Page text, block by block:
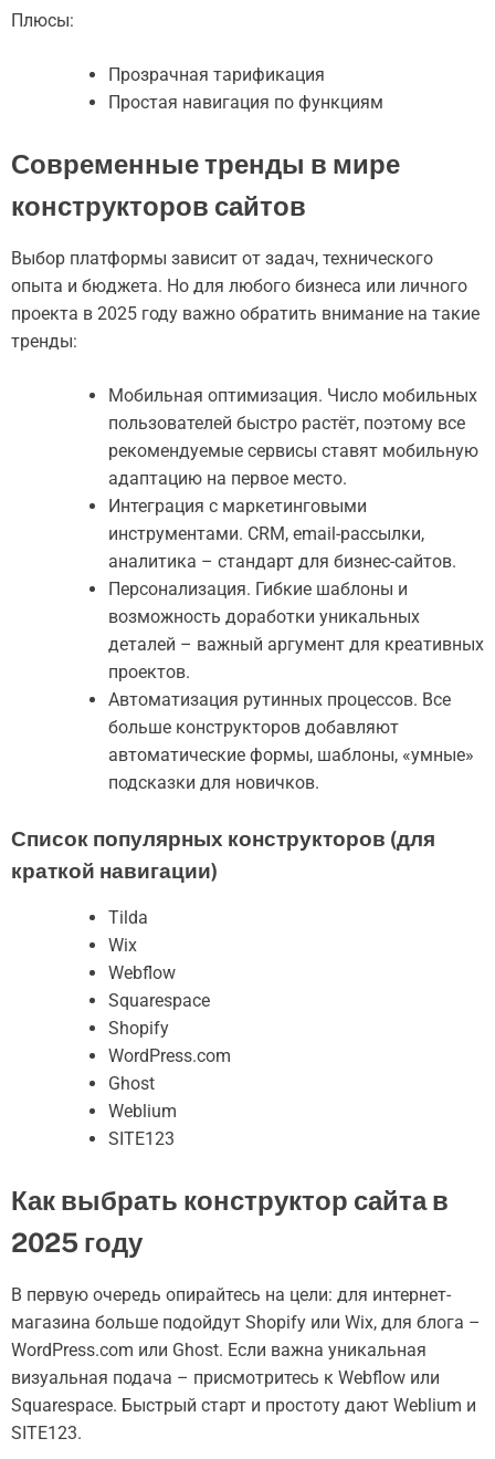
Плюсы:
Прозрачная тарификация
Простая навигация по функциям
Современные тренды в мире
конструкторов сайтов
Выбор платформы зависит от задач, технического
опыта и бюджета. Но для любого бизнеса или личного
проекта в 2025 году важно обратить внимание на такие
тренды:
Мобильная оптимизация. Число мобильных
пользователей быстро растёт, поэтому все
рекомендуемые сервисы ставят мобильную
адаптацию на первое место.
Интеграция с маркетинговыми
инструментами. CRM, email-рассылки,
аналитика – стандарт для бизнес-сайтов.
Персонализация. Гибкие шаблоны и
возможность доработки уникальных
деталей – важный аргумент для креативных
проектов.
Автоматизация рутинных процессов. Все
больше конструкторов добавляют
автоматические формы, шаблоны, «умные»
подсказки для новичков.
Список популярных конструкторов (для
краткой навигации)
Tilda
Wix
Webflow
Squarespace
Shopify
WordPress.com
Ghost
Weblium
SITE123
Как выбрать конструктор сайта в
2025 году
В первую очередь опирайтесь на цели: для интернет-
магазина больше подойдут Shopify или Wix, для блога –
WordPress.com или Ghost. Если важна уникальная
визуальная подача – присмотритесь к Webflow или
Squarespace. Быстрый старт и простоту дают Weblium и
SITE123.